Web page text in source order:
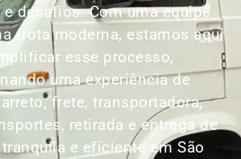
desafios. Com uma equipe
frota moderna, estamos aqui
esse processo,
uma experiência de
frete, transportadora,
retirada e entrega de
e eficiente em São